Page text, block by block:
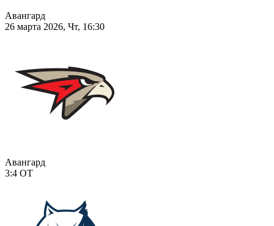
Авангард
26 марта 2026, Чт, 16:30
Авангард
3:4 ОТ